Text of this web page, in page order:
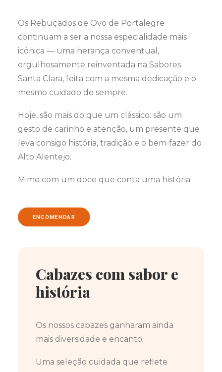
Os Rebuçados de Ovo de Portalegre
continuam a ser a nossa especialidade mais
icónica — uma herança conventual,
orgulhosamente reinventada na Sabores
Santa Clara, feita com a mesma dedicação e o
mesmo cuidado de sempre.
Hoje, são mais do que um clássico: são um
gesto de carinho e atenção, um presente que
leva consigo história, tradição e o bem‑fazer do
Alto Alentejo.
Mime com um doce que conta uma história
ENCOMENDAR
Cabazes com sabor e
história
Os nossos cabazes ganharam ainda
mais diversidade e encanto.
Uma seleção cuidada que reflete